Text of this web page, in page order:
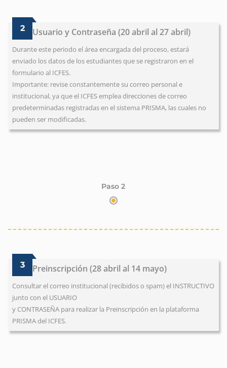
Paso 2
2 Usuario y Contraseña (20 abril al 27 abril)
Durante este periodo el área encargada del proceso, estará
enviado los datos de los estudiantes que se registraron en el
formulario al ICFES.
Importante: revise constantemente su correo personal e
institucional, ya que el ICFES emplea direcciones de correo
predeterminadas registradas en el sistema PRISMA, las cuales no
pueden ser modificadas.
3 Preinscripción (28 abril al 14 mayo)
Consultar el correo institucional (recibidos o spam) el INSTRUCTIVO
junto con el USUARIO
y CONTRASEÑA para realizar la Preinscripción en la plataforma
PRISMA del ICFES.